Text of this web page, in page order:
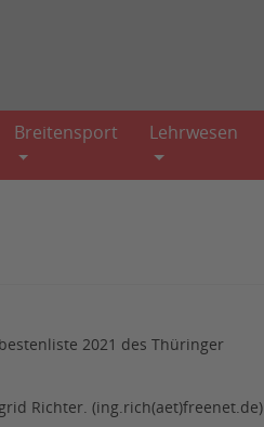
Breitensport Lehrwesen
2021 des Thüringer
Richter. (ing.rich(aet)freenet.de)